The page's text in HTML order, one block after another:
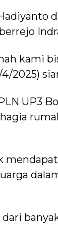
kami
2025)
UP3
dari